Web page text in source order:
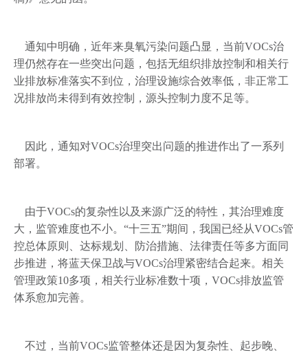
通知中明确，近年来臭氧污染问题凸显，当前VOCs治
理仍然存在一些突出问题，包括无组织排放控制和相关行
业排放标准落实不到位，治理设施综合效率低，非正常工
况排放尚未得到有效控制，源头控制力度不足等。
因此，通知对VOCs治理突出问题的推进作出了一系列
部署。
由于VOCs的复杂性以及来源广泛的特性，其治理难度
大，监管难度也不小。“十三五”期间，我国已经从VOCs管
控总体原则、达标规划、防治措施、法律责任等多方面同
步推进，将蓝天保卫战与VOCs治理紧密结合起来。相关
管理政策10多项，相关行业标准数十项，VOCs排放监管
体系愈加完善。
不过，当前VOCs监管整体还是因为复杂性、起步晚、